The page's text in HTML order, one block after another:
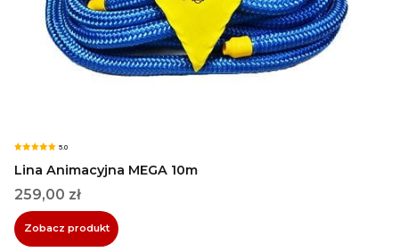
5.0
Lina Animacyjna MEGA 10m
Cena
259,00 zł
Zobacz produkt